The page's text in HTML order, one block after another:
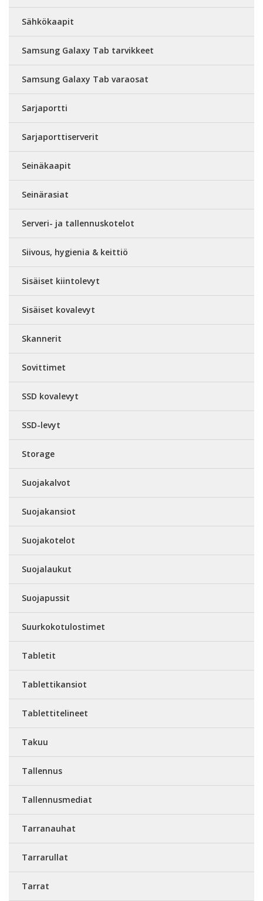
Sähkökaapit
Samsung Galaxy Tab tarvikkeet
Samsung Galaxy Tab varaosat
Sarjaportti
Sarjaporttiserverit
Seinäkaapit
Seinärasiat
Serveri- ja tallennuskotelot
Siivous, hygienia & keittiö
Sisäiset kiintolevyt
Sisäiset kovalevyt
Skannerit
Sovittimet
SSD kovalevyt
SSD-levyt
Storage
Suojakalvot
Suojakansiot
Suojakotelot
Suojalaukut
Suojapussit
Suurkokotulostimet
Tabletit
Tablettikansiot
Tablettitelineet
Takuu
Tallennus
Tallennusmediat
Tarranauhat
Tarrarullat
Tarrat